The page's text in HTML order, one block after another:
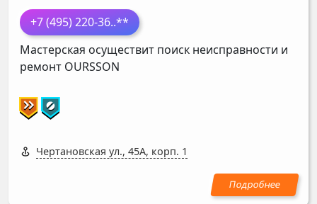
+7 (495) 220-36..**
Мастерская осуществит поиск неисправности и
ремонт OURSSON
Чертановская ул., 45А, корп. 1